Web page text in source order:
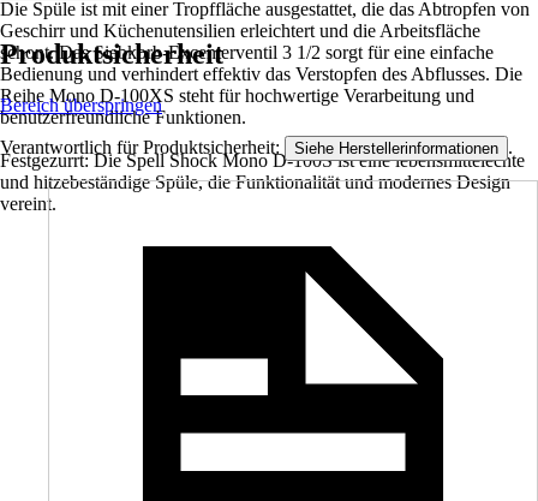
Die Spüle ist mit einer Tropffläche ausgestattet, die das Abtropfen von
Geschirr und Küchenutensilien erleichtert und die Arbeitsfläche
schont. Das Siebkorb-Excenterventil 3 1/2 sorgt für eine einfache
Bedienung und verhindert effektiv das Verstopfen des Abflusses. Die
Reihe Mono D-100XS steht für hochwertige Verarbeitung und
benutzerfreundliche Funktionen.
Festgezurrt: Die Spell Shock Mono D-100S ist eine lebensmittelechte
und hitzebeständige Spüle, die Funktionalität und modernes Design
vereint.
Produktsicherheit
Bereich überspringen
Verantwortlich für Produktsicherheit: Siehe Herstellerinformationen .